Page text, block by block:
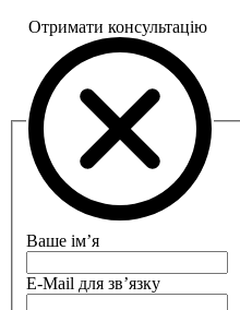
Отримати консультацію
Ваше ім’я
E-Mail для зв’язку